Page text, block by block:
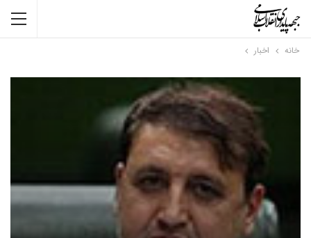
خانه اخبار